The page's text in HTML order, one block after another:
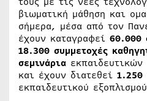
βιωματική μάθηση και
σήμερα, μέσα από τον
έχουν καταγραφεί 60.000
18.300 συμμετοχές
σεμινάρια
και έχουν διατεθεί 1.250
εκπαιδευτικού